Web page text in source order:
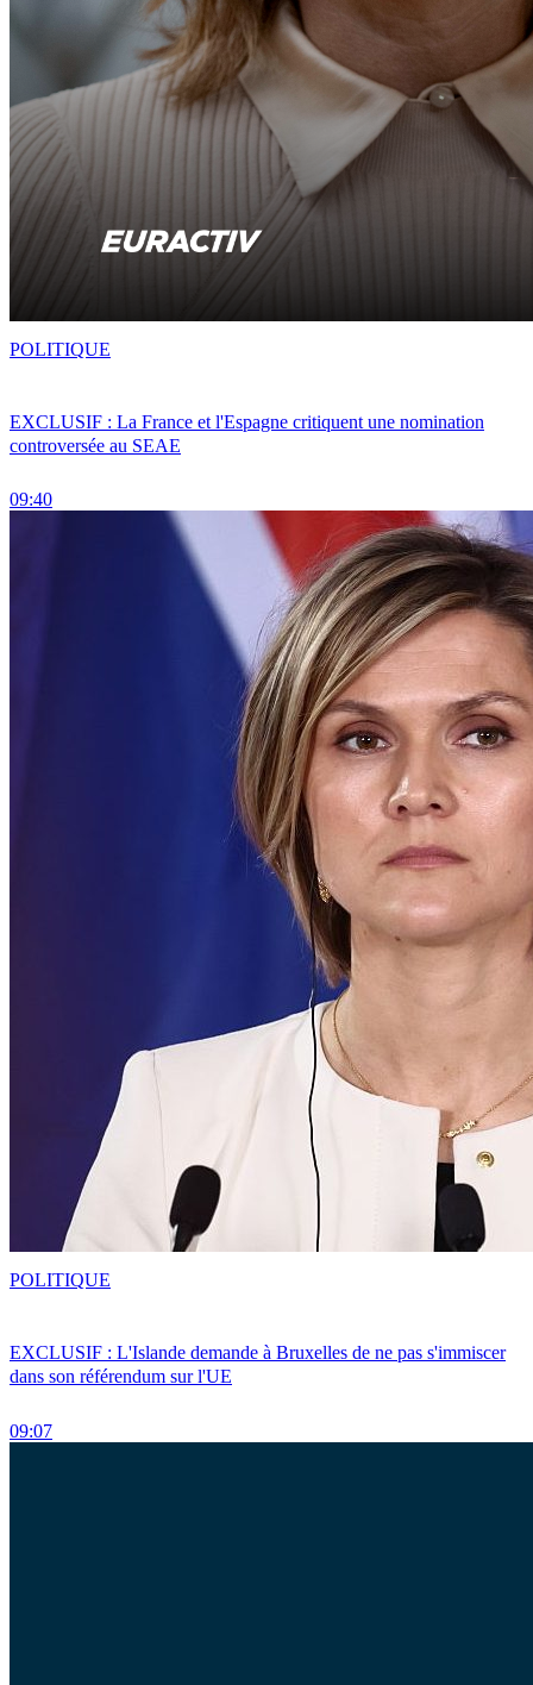
EXCLUSIF : La France et l'Espagne critiquent une nomination
controversée au SEAE
09:40
POLITIQUE
EXCLUSIF : L'Islande demande à Bruxelles de ne pas s'immiscer
dans son référendum sur l'UE
09:07
POLITIQUE